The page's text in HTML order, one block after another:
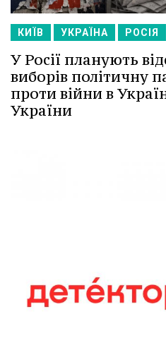
КИЇВ УКРАЇНА РОСІЯ
У Росії планують
виборів політичну
проти війни в
України